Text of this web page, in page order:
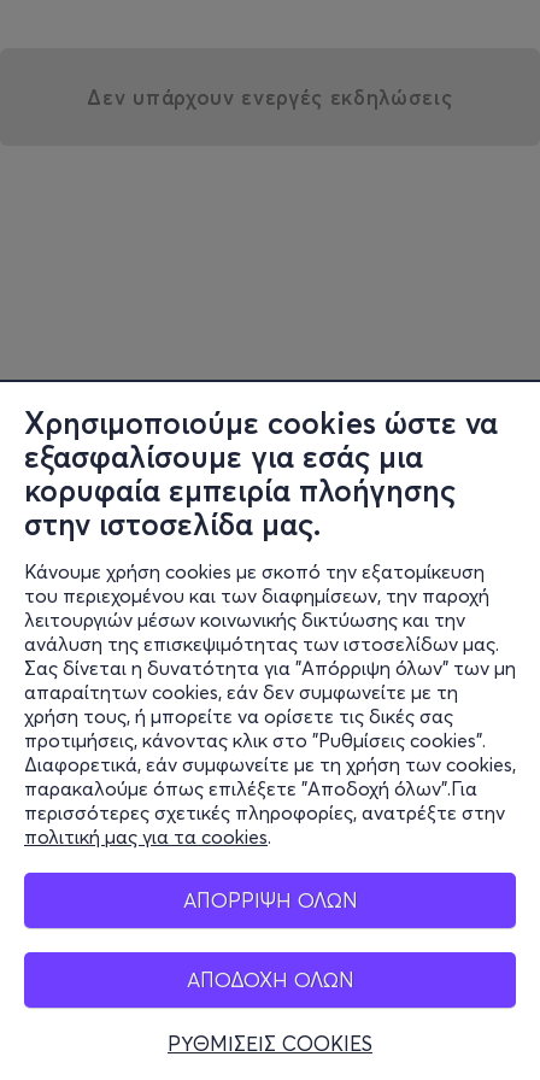
Χρησιμοποιούμε cookies ώστε να
εξασφαλίσουμε για εσάς μια
κορυφαία εμπειρία πλοήγησης
στην ιστοσελίδα μας.
Κάνουμε χρήση cookies με σκοπό την εξατομίκευση
του περιεχομένου και των διαφημίσεων, την παροχή
λειτουργιών μέσων κοινωνικής δικτύωσης και την
ανάλυση της επισκεψιμότητας των ιστοσελίδων μας.
Σας δίνεται η δυνατότητα για "Απόρριψη όλων" των μη
απαραίτητων cookies, εάν δεν συμφωνείτε με τη
χρήση τους, ή μπορείτε να ορίσετε τις δικές σας
προτιμήσεις, κάνοντας κλικ στο "Ρυθμίσεις cookies".
Διαφορετικά, εάν συμφωνείτε με τη χρήση των cookies,
παρακαλούμε όπως επιλέξετε "Αποδοχή όλων".Για
περισσότερες σχετικές πληροφορίες, ανατρέξτε στην
πολιτική μας για τα cookies.
ΑΠΟΡΡΙΨΗ ΟΛΩΝ
ΑΠΟΔΟΧΗ ΟΛΩΝ
ΡΥΘΜΙΣΕΙΣ COOKIES
Δεν υπάρχουν ενεργές εκδηλώσεις